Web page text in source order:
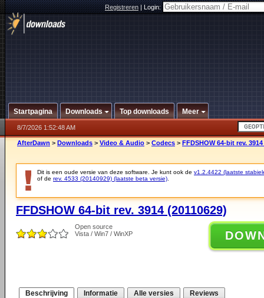
Registreren|Login:
Startpagina Downloads Top downloads Meer
8/7/2026 1:52:48 AM
AfterDawn > Downloads > Video & Audio > Codecs > FFDSHOW 64-bit rev. 3914
Dit is een oude versie van deze software. Je kunt ook de v1.2.4422 (laatste
of de rev. 4533 (20140929) (laatste beta versie)
FFDSHOW 64-bit rev. 3914 (20110629)
Open source
Vista / Win7 / WinXP
Beschrijving Informatie Alle versies Reviews